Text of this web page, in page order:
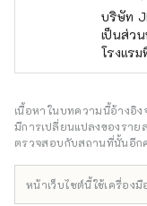
บริษัท
เป็นส่ว
โรงแร
โออิตะ
และอุเ
ของญี่
เนื้อหาในบทความนี้อ้างอิ
มีการเปลี่ยนแปลงของรา
ตรวจสอบกับสถานที่นั้นอีก
หน้าเว็บไซต์นี้ใช้เครื่อง